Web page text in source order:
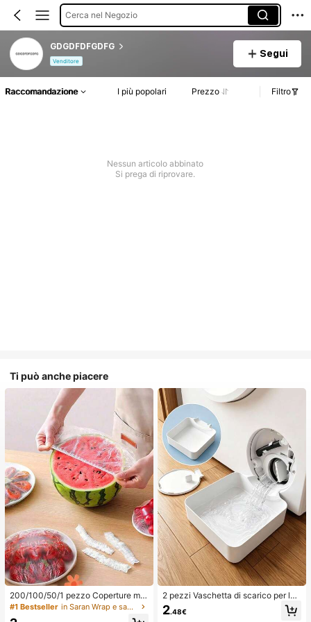
Cerca nel Negozio
GDGDFDFGDFG
Venditore
Segui
Raccomandazione I più popolari Prezzo Filtro
Nessun articolo abbinato
Si prega di riprovare.
Ti può anche piacere
200/100/50/1 pezzo Coperture mo
nouso in pellicola trasparente per al
imenti, Coperture per doccia, Sacc
#1 Bestseller in Saran Wrap e sacchetti di plastica
2 pezzi Vaschetta di scarico per lav
atrice, Tappetino di protezione imp
ermeabile per pavimento della lava
2.48€